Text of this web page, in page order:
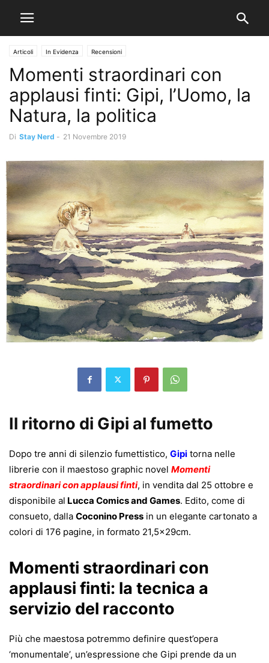
Articoli In Evidenza Recensioni
Momenti straordinari con
applausi finti: Gipi, l’Uomo, la
Natura, la politica
Di Stay Nerd - 21 Novembre 2019
Il ritorno di Gipi al fumetto
Dopo tre anni di silenzio fumettistico, Gipi torna nelle
librerie con il maestoso graphic novel Momenti
straordinari con applausi finti, in vendita dal 25 ottobre e
disponibile al Lucca Comics and Games. Edito, come di
consueto, dalla Coconino Press in un elegante cartonato a
colori di 176 pagine, in formato 21,5x29cm.
Momenti straordinari con
applausi finti: la tecnica a
servizio del racconto
Più che maestosa potremmo definire quest’opera
‘monumentale’, un’espressione che Gipi prende da un